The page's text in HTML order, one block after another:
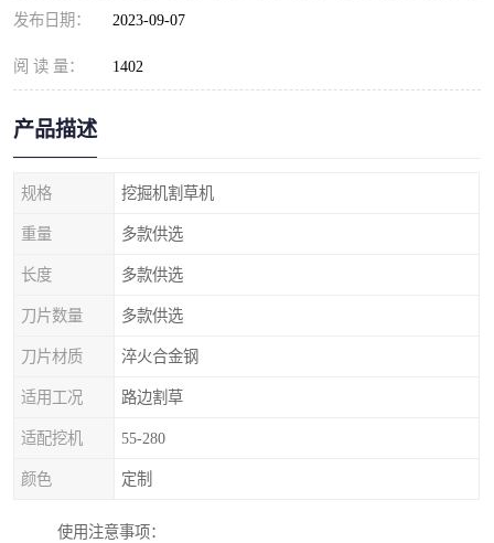
发布日期： 2023-09-07
阅 读 量： 1402
产品描述
规格 挖掘机割草机
重量 多款供选
长度 多款供选
刀片数量 多款供选
刀片材质 淬火合金钢
适用工况 路边割草
适配挖机 55-280
颜色 定制
使用注意事项：